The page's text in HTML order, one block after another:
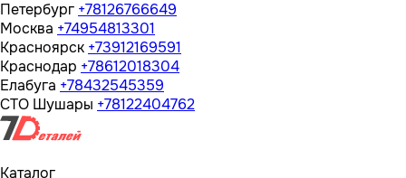
Петербург +78126766649
Москва +74954813301
Красноярск +73912169591
Краснодар +78612018304
Елабуга +78432545359
СТО Шушары +78122404762
Каталог